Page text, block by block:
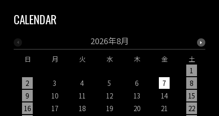
CALENDAR
2026年8月
日 月 火 水 木 金
土
1
2
3 4 5 6 7
8
9
10 11 12 13 14
15
16
17 18 19 20 21 22